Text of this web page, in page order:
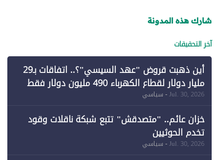
شارك هذه المدونة
آخر التحقيقات
أين ذهبت قروض "عهد السيسي"؟.. اتفاقات بـ29
مليار دولار لقطاع الكهرباء 490 مليون دولار فقط
لـ"الطاقة المتجددة" (1)
Jul. 30, 2026- سياسي
خزان عائم.. "متصدقش" تتبع شبكة ناقلات وقود
تخدم الحوثيين
Jul. 30, 2026- سياسي